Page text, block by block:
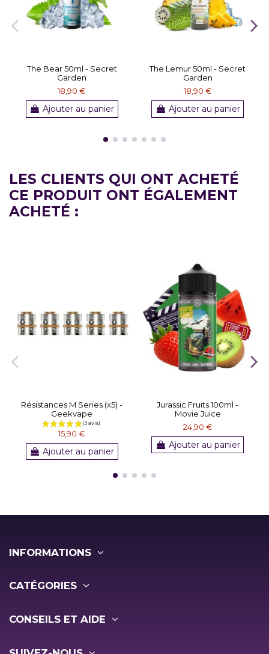
The Bear 50ml - Secret
Garden
18,90 €
Ajouter au panier
The Lemur 50ml - Secret
Garden
18,90 €
Ajouter au panier
LES CLIENTS QUI ONT ACHETÉ
CE PRODUIT ONT ÉGALEMENT
ACHETÉ :
Résistances M Series (x5) -
Geekvape
15,90 €
Ajouter au panier
Jurassic Fruits 100ml -
Movie Juice
24,90 €
Ajouter au panier
INFORMATIONS
CATÉGORIES
CONSEILS ET AIDE